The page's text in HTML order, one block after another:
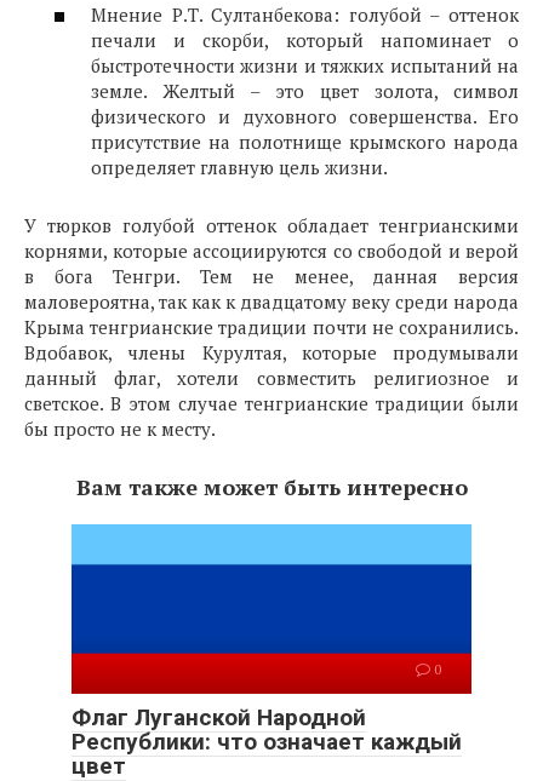
Мнение Р.Т. Султанбекова: голубой – оттенок
печали и скорби, который напоминает о
быстротечности жизни и тяжких испытаний на
земле. Желтый – это цвет золота, символ
физического и духовного совершенства. Его
присутствие на полотнище крымского народа
определяет главную цель жизни.
У тюрков голубой оттенок обладает тенгрианскими
корнями, которые ассоциируются со свободой и верой
в бога Тенгри. Тем не менее, данная версия
маловероятна, так как к двадцатому веку среди народа
Крыма тенгрианские традиции почти не сохранились.
Вдобавок, члены Курултая, которые продумывали
данный флаг, хотели совместить религиозное и
светское. В этом случае тенгрианские традиции были
бы просто не к месту.
Вам также может быть интересно
0
Флаг Луганской Народной
Республики: что означает каждый
цвет